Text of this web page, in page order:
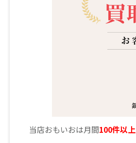
当店おもいおは月間100件以上